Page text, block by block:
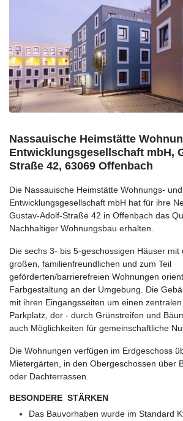
Nassauische Heimstätte
Entwicklungsgesellschaft mbH,
Straße 42, 63069 Offenbach
Die Nassauische Heimstätte Wohnungs- und
Entwicklungsgesellschaft mbH hat für ihre
Gustav-Adolf-Straße 42 in Offenbach das
Nachhaltiger Wohnungsbau erhalten.
Die sechs 3- bis 5-geschossigen Häuser mit
großen, familienfreundlichen und zum Teil
geförderten/barrierefreien Wohnungen
Farbgestaltung an der Umgebung. Die
mit ihren Eingangsseiten um einen
Parkplatz, der - durch Grünstreifen und
auch Möglichkeiten für gemeinschaftliche
Die Wohnungen verfügen im Erdgeschoss
Mietergärten, in den Obergeschossen über
oder Dachterrassen.
BESONDERE STÄRKEN
Das Bauvorhaben wurde im Standard